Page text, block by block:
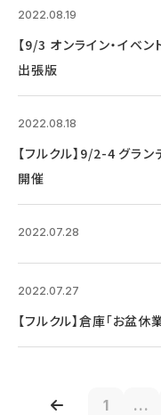
2022.08.19
【9/3 オンライン・イベ
出張版
2022.08.18
【フルクル】9/2-4 グラ
開催
2022.07.28
2022.07.27
【フルクル】倉庫「お
1 ...